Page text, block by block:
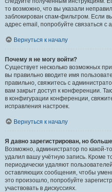
то возможно, что вы указали
заблокирован спам-фильтром. Если
адрес email, попробуйте связаться с
Вернуться к началу
Почему я не могу войти?
Существует несколько возможных
вы правильно вводите имя
правильно, свяжитесь с
вам закрыт доступ к конференции.
в конфигурации конференции,
исправления настроек.
Вернуться к началу
Я давно зарегистрирован, но
Возможно, администратор по какой-
удалил вашу учётную запись. Кроме
периодически удаляют
оставляющих сообщения, чтобы
это произошло, попробуйте
участвовать в дискуссиях.